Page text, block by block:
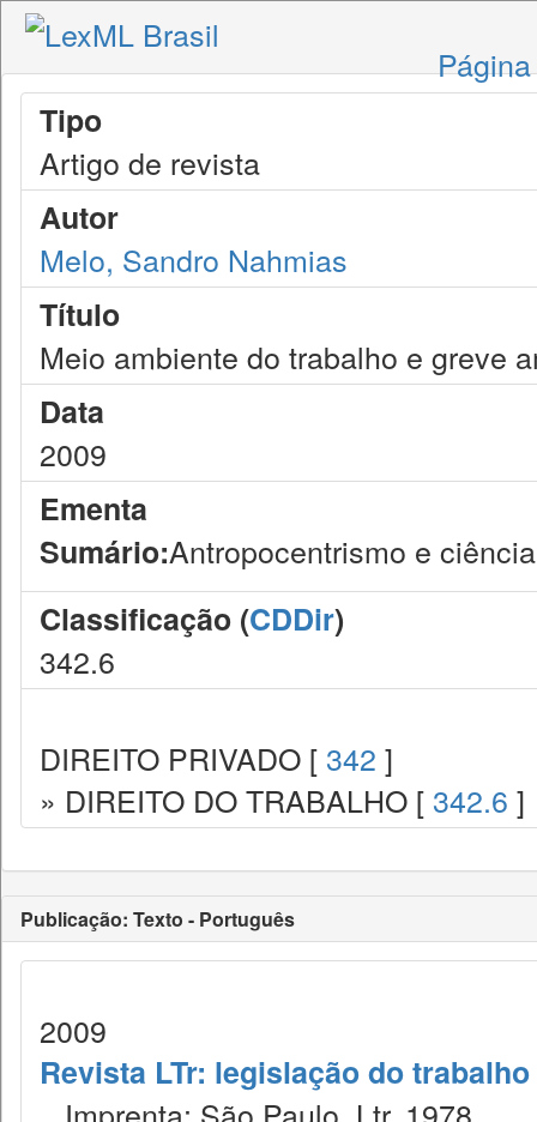
Tipo
Artigo de revista
Autor
Melo, Sandro Nahmias
Título
Meio ambiente do trabalho e greve
Data
2009
Ementa
Sumário:Antropocentrismo e
Classificação (CDDir)
342.6
DIREITO PRIVADO [ 342 ]
» DIREITO DO TRABALHO [ 342.6 ]
Publicação: Texto - Português
2009
Revista LTr: legislação do trabalho